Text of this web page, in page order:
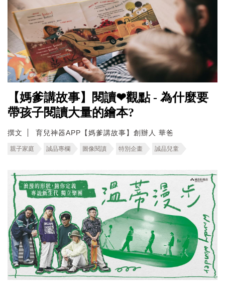
【媽爹講故事】閱讀❤觀點 - 為什麼要
帶孩子閱讀大量的繪本?
撰文 育兒神器APP【媽爹講故事】創辦人 華爸
親子家庭 誠品專欄 圖像閱讀 特別企畫 誠品兒童